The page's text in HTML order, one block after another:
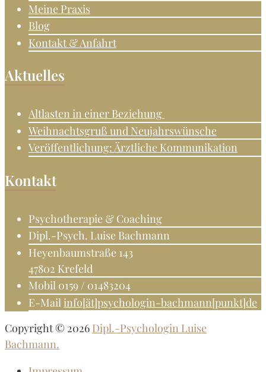
Meine Praxis
Blog
Kontakt & Anfahrt
Aktuelles
Altlasten in einer Beziehung
Weihnachtsgruß und Neujahrswünsche
Veröffentlichung: Ärztliche Kommunikation
Kontakt
Psychotherapie & Coaching
Dipl.-Psych. Luise Bachmann
Heyenbaumstraße 143
47802 Krefeld
Mobil 0159 / 01483204
E-Mail info[ät]psychologin-bachmann[punkt]de
Copyright © 2026 Dipl.-Psychologin Luise
Bachmann.